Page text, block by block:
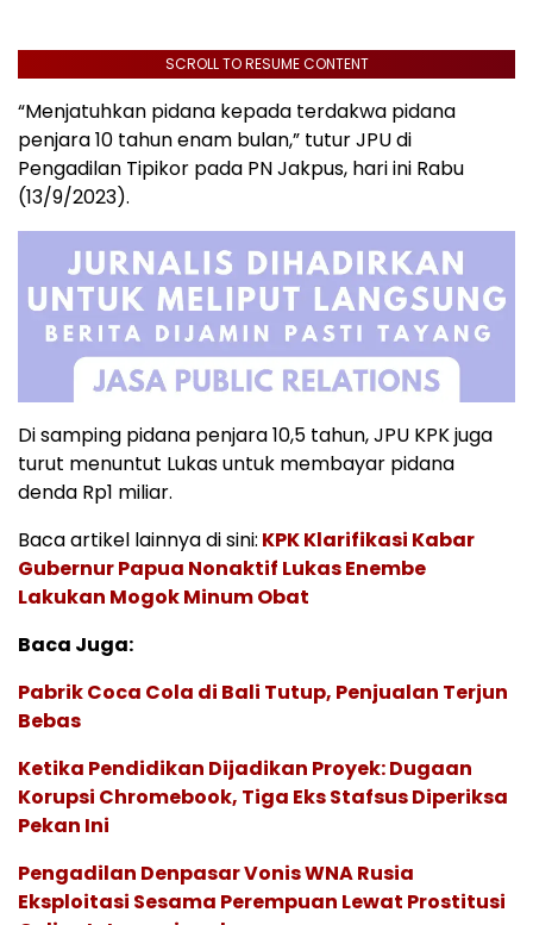
SCROLL TO RESUME CONTENT
“Menjatuhkan pidana kepada terdakwa pidana
penjara 10 tahun enam bulan,” tutur JPU di
Pengadilan Tipikor pada PN Jakpus, hari ini Rabu
(13/9/2023).
Di samping pidana penjara 10,5 tahun, JPU KPK juga
turut menuntut Lukas untuk membayar pidana
denda Rp1 miliar.
Baca artikel lainnya di sini: KPK Klarifikasi Kabar
Gubernur Papua Nonaktif Lukas Enembe
Lakukan Mogok Minum Obat
Baca Juga:
Pabrik Coca Cola di Bali Tutup, Penjualan Terjun
Bebas
Ketika Pendidikan Dijadikan Proyek: Dugaan
Korupsi Chromebook, Tiga Eks Stafsus Diperiksa
Pekan Ini
Pengadilan Denpasar Vonis WNA Rusia
Eksploitasi Sesama Perempuan Lewat Prostitusi